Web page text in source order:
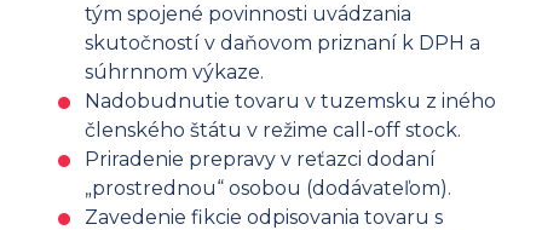
tým spojené povinnosti uvádzania
skutočností v daňovom priznaní k DPH a
súhrnnom výkaze.
Nadobudnutie tovaru v tuzemsku z iného
členského štátu v režime call-off stock.
Priradenie prepravy v reťazci dodaní
„prostrednou“ osobou (dodávateľom).
Zavedenie fikcie odpisovania tovaru s